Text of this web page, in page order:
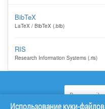
BibTeX
LaTeX / BibTeX (.bib)
RIS
Research Information Systems (.ris)
Использование куки-файлов